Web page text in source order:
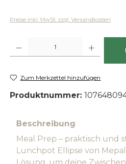
Preise inkl. MwSt. zzgl. Versandkosten
Zum Merkzettel hinzufügen
Produktnummer:
Beschreibung
Meal Prep – praktisch und
Lunchpot Ellipse von